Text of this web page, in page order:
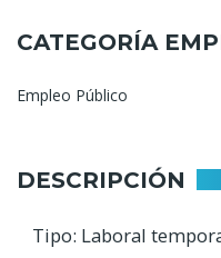
ayuda
a
la
CATEGORÍA
Empleo Público
DESCRIPCIÓN
Tipo: Laboral